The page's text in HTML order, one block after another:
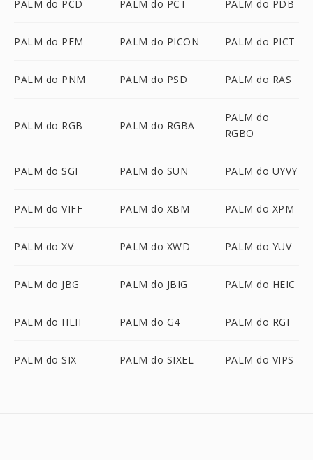
PALM do PCD PALM do PCT PALM do PDB
PALM do PFM PALM do PICON PALM do PICT
PALM do PNM PALM do PSD PALM do RAS
PALM do RGB PALM do RGBA
PALM do
RGBO
PALM do SGI PALM do SUN PALM do UYVY
PALM do VIFF PALM do XBM PALM do XPM
PALM do XV PALM do XWD PALM do YUV
PALM do JBG PALM do JBIG PALM do HEIC
PALM do HEIF PALM do G4 PALM do RGF
PALM do SIX PALM do SIXEL PALM do VIPS